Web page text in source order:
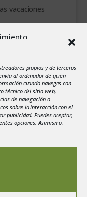
propios y de terceros
al ordenador de quien
cuando navegas con
técnico del sitio web,
de navegación o
sobre la interacción con el
publicidad. Puedes aceptar,
opciones. Asimismo,
vacaciones
1
2
8
9
15
16
22
23